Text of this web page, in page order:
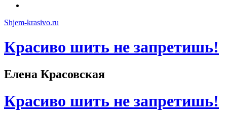
Shjem-krasivo.ru
Красиво шить не запретишь!
Елена Красовская
Красиво шить не запретишь!